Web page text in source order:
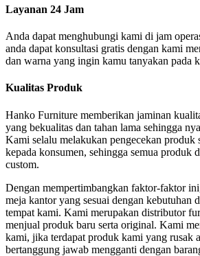
Layanan 24 Jam
Anda dapat menghubungi kami di jam
anda dapat konsultasi gratis dengan kami
dan warna yang ingin kamu tanyakan pada
Kualitas Produk
Hanko Furniture memberikan jaminan
yang bekualitas dan tahan lama sehingga
Kami selalu melakukan pengecekan produk
kepada konsumen, sehingga semua produk
custom.
Dengan mempertimbangkan faktor-faktor
meja kantor yang sesuai dengan kebutuhan
tempat kami. Kami merupakan distributor
menjual produk baru serta original. Kami
kami, jika terdapat produk kami yang rusak
bertanggung jawab mengganti dengan